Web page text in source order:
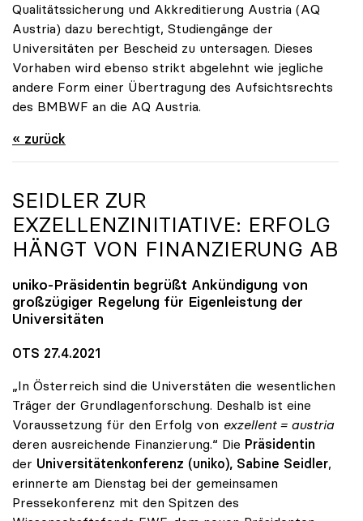
Qualitätssicherung und Akkreditierung Austria (AQ
Austria) dazu berechtigt, Studiengänge der
Universitäten per Bescheid zu untersagen. Dieses
Vorhaben wird ebenso strikt abgelehnt wie jegliche
andere Form einer Übertragung des Aufsichtsrechts
des BMBWF an die AQ Austria.
« zurück
SEIDLER ZUR
EXZELLENZINITIATIVE: ERFOLG
HÄNGT VON FINANZIERUNG AB
uniko-Präsidentin begrüßt Ankündigung von
großzügiger Regelung für Eigenleistung der
Universitäten
OTS 27.4.2021
„In Österreich sind die Universtäten die wesentlichen
Träger der Grundlagenforschung. Deshalb ist eine
Voraussetzung für den Erfolg von exzellent = austria
deren ausreichende Finanzierung.“ Die Präsidentin
der Universitätenkonferenz (uniko), Sabine Seidler,
erinnerte am Dienstag bei der gemeinsamen
Pressekonferenz mit den Spitzen des